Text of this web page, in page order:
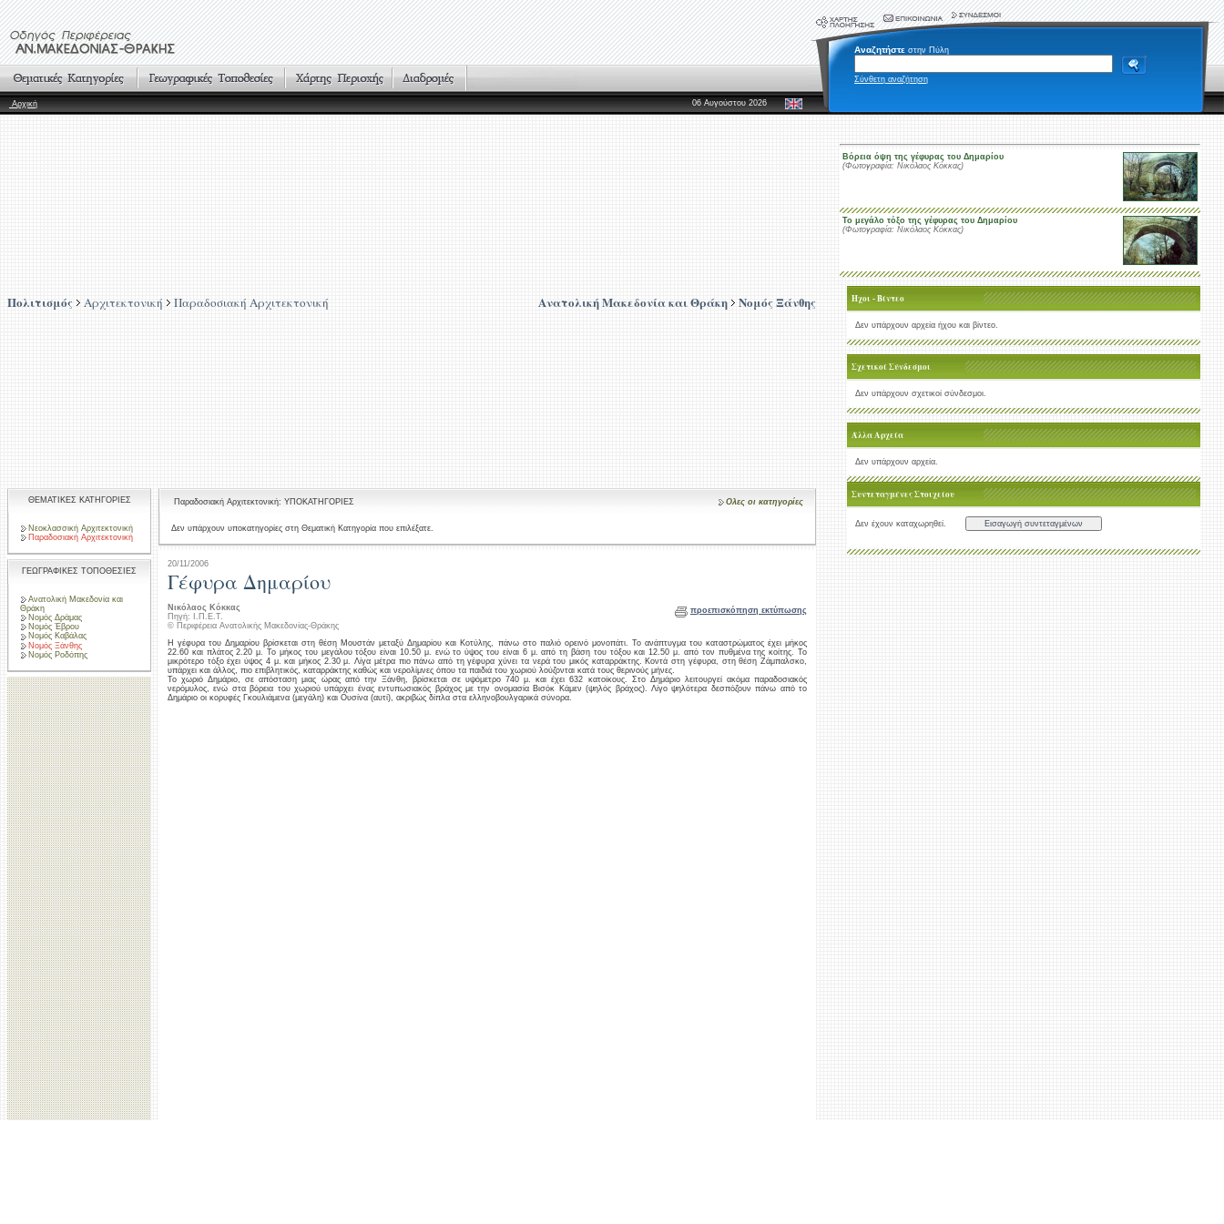
Αναζητήστε στην Πύλη
Σύνθετη αναζήτηση
Αρχική 06 Αυγούστου 2026
Πολιτισμός Αρχιτεκτονική Παραδοσιακή Αρχιτεκτονική Ανατολική Μακεδονία και Θράκη Νομός Ξάνθης
Βόρεια όψη της γέφυρας του Δημαρίου
(Φωτογραφία: Νικόλαος Κόκκας)
Το μεγάλο τόξο της γέφυρας του Δημαρίου
(Φωτογραφία: Νικόλαος Κόκκας)
Ήχοι - Βίντεο
Δεν υπάρχουν αρχεία ήχου και βίντεο.
Σχετικοί Σύνδεσμοι
Δεν υπάρχουν σχετικοί σύνδεσμοι.
Άλλα Αρχεία
Δεν υπάρχουν αρχεία.
Συντεταγμένες Στοιχείου
Δεν έχουν καταχωρηθεί.
ΘΕΜΑΤΙΚΕΣ ΚΑΤΗΓΟΡΙΕΣ
Νεοκλασσική Αρχιτεκτονική
Παραδοσιακή Αρχιτεκτονική
ΓΕΩΓΡΑΦΙΚΕΣ ΤΟΠΟΘΕΣΙΕΣ
Ανατολική Μακεδονία και
Θράκη
Νομός Δράμας
Νομός Έβρου
Νομός Καβάλας
Νομός Ξάνθης
Νομός Ροδόπης
Παραδοσιακή Αρχιτεκτονική: ΥΠΟΚΑΤΗΓΟΡΙΕΣ Ολες οι κατηγορίες
Δεν υπάρχουν υποκατηγορίες στη Θεματική Κατηγορία που επιλέξατε.
20/11/2006
Γέφυρα Δημαρίου
Νικόλαος Κόκκας
Πηγή: Ι.Π.Ε.Τ.
© Περιφέρεια Ανατολικής Μακεδονίας-Θράκης
προεπισκόπηση εκτύπωσης
Η γέφυρα του Δημαρίου βρίσκεται στη θέση Μουστάν μεταξύ Δημαρίου και Κοτύλης, πάνω στο παλιό ορεινό μονοπάτι. Το ανάπτυγμα του καταστρώματος έχει μήκος
22.60 και πλάτος 2.20 μ. Το μήκος του μεγάλου τόξου είναι 10.50 μ. ενώ το ύψος του είναι 6 μ. από τη βάση του τόξου και 12.50 μ. από τον πυθμένα της κοίτης. Το
μικρότερο τόξο έχει ύψος 4 μ. και μήκος 2.30 μ. Λίγα μέτρα πιο πάνω από τη γέφυρα χύνει τα νερά του μικός καταρράκτης. Κοντά στη γέφυρα, στη θέση Ζάμπαλσκο,
υπάρχει και άλλος, πιο επιβλητικός, καταρράκτης καθώς και νερολίμνες όπου τα παιδιά του χωριού λούζονται κατά τους θερινούς μήνες.
Το χωριό Δημάριο, σε απόσταση μιας ώρας από την Ξάνθη, βρίσκεται σε υψόμετρο 740 μ. και έχει 632 κατοίκους. Στο Δημάριο λειτουργεί ακόμα παραδοσιακός
νερόμυλος, ενώ στα βόρεια του χωριού υπάρχει ένας εντυπωσιακός βράχος με την ονομασία Βισόκ Κάμεν (ψηλός βράχος). Λίγο ψηλότερα δεσπόζουν πάνω από το
Δημάριο οι κορυφές Γκουλιάμενα (μεγάλη) και Ουσίνα (αυτί), ακριβώς δίπλα στα ελληνοβουλγαρικά σύνορα.